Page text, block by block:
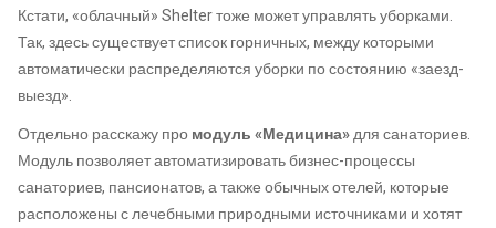
Кстати, «облачный» Shelter тоже может управлять уборками.
Так, здесь существует список горничных, между которыми
автоматически распределяются уборки по состоянию «заезд-
выезд».
Отдельно расскажу промодуль «Медицина»для санаториев.
Модуль позволяет автоматизировать бизнес-процессы
санаториев, пансионатов, а также обычных отелей, которые
расположены с лечебными природными источниками и хотят